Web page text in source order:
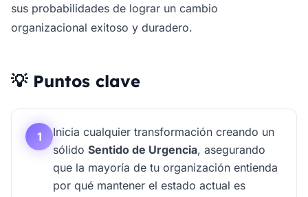
sus probabilidades de lograr un cambio
organizacional exitoso y duradero.
💡 Puntos clave
1
Inicia cualquier transformación creando un
sólido Sentido de Urgencia, asegurando
que la mayoría de tu organización entienda
por qué mantener el estado actual es